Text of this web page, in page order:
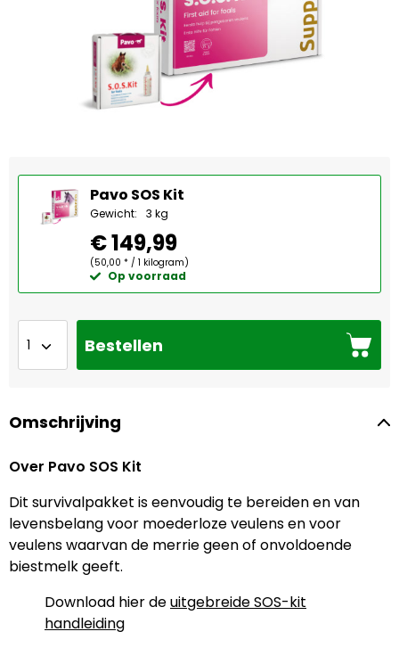
Pavo SOS Kit
Gewicht: 3 kg
€ 149,99
(50,00 * / 1 kilogram)
Op voorraad
Bestellen
Omschrijving
Over Pavo SOS Kit
Dit survivalpakket is eenvoudig te bereiden en van
levensbelang voor moederloze veulens en voor
veulens waarvan de merrie geen of onvoldoende
biestmelk geeft.
Download hier deuitgebreide SOS-kit
handleiding